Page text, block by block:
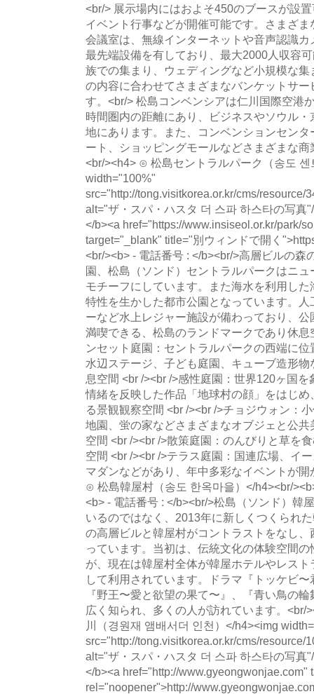
<br/> 展示場内にはおよそ450のブースが設
イベント行事などが開催可能です。さまざ
会議室は、無線インターネットや音声認識
最先端設備を有しており、最大2000人収容
族での集まり、ウェディングなど小規模な
の内容に合わせてさまざまなバンケットサ
す。<br/> 松島コンベンシアは仁川国際空港
時間圏内の距離にあり、ビジネスやソウル
地にあります。また、コンベンションセン
ート、ショッピングモールなどさまざまな
<br/><h4> ⊙ 松島セントラルパーク（송도
width="100%"
src="http://tong.visitkorea.or.kr/cms/resource/
alt="ザ・スパ・ハスタ 더 스파 하스타の写真
</b><a href="https://www.insiseol.or.kr/park/
target="_blank" title="別ウィンドで開く
<br/><b> - 電話番号 : </b><br/>高層ビルの森
園、松島（ソンド）セントラルパークはニ
モチーフにしています。また海水を利用し
特性を生かした都市公園となっています。
ーなど水上レジャー施設が備わっており、
満喫できる、松島のランドマークであり休息
ンセット庭園：セントラルパークの西端に
水辺ステージ、子ども庭園、キューブ造形
息空間 <br /><br />感性庭園：世界120ヶ国
情緒を反映した作品「地球村の顔」をはじ
る景観観察空間 <br /><br />チョジウォン：
地園、蛍の家などさまざまなオブジェと公
空間 <br /><br />散策庭園：のんびりと草を
空間 <br /><br />テラス庭園：国連広場、イ
マダンなどがあり、年中多彩なイベントが
⊙ 松島韓屋村（송도 한옥마을）</h4><br/
<b> - 電話番号 : </b><br/>松島（ソンド）韓
いるのではなく、2013年に新しくつくられ
の高層ビルと韓屋村がコントラストをなし
っています。当初は、伝統文化の体験空間
が、現在は韓屋村全体が韓屋ホテルやレス
して利用されています。ドラマ『トッケビ
『野王〜愛と欲望の果て〜』、『青い鳥の
広く知られ、多くの人が訪れています。<br/
川（경원재 앰배서더 인천）</h4><img
src="http://tong.visitkorea.or.kr/cms/resource/
alt="ザ・スパ・ハスタ 더 스파 하스타の写真
</b><a href="http://www.gyeongwonjae.com"
rel="noopener">http://